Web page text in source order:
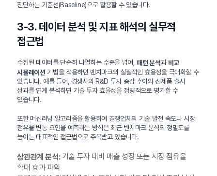
진단하는 기준선(Baseline)으로 활용할 수 있습니다.
3-3. 데이터 분석 및 지표 해석의 실무적
접근법
수집된 데이터를 단순히 나열하는 수준을 넘어,패턴 분석과 비교
시뮬레이션 기법을 적용하면 벤치마크의 실질적인 효용성을 극대화할 수
있습니다. 예를 들어, 경쟁사의 R&D 투자 증감 추이와 신제품 출시
성과를 연계 분석하면 기술 투자 효율성을 정량적으로 평가할 수
있습니다.
또한 머신러닝 알고리즘을 활용하여 경쟁업체의 기술 발전 속도나 시장
점유율 변동 요인을 예측하는 방식은 최근 벤치마크 분석의 정밀도를
높이는 대표적인 접근법으로 주목받고 있습니다.
상관관계 분석:기술 투자 대비 매출 성장 또는 시장 점유율
확대 효과 파악